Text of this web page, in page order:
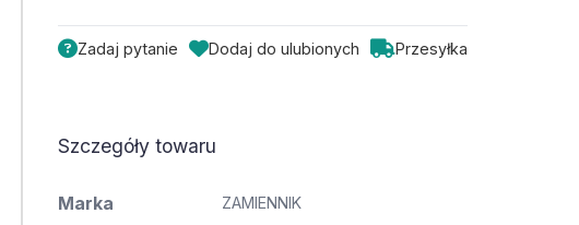
Zadaj pytanie Dodaj do ulubionych Przesyłka
Szczegóły towaru
Marka ZAMIENNIK